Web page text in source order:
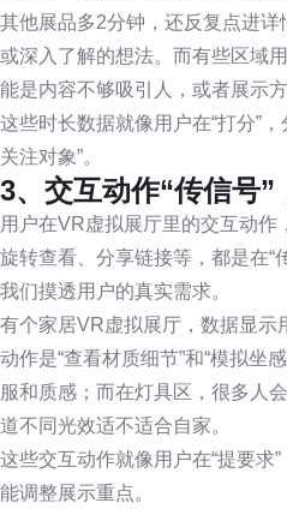
其他展品多2分钟，还反复点进
或深入了解的想法。而有些区域
能是内容不够吸引人，或者展示方
这些时长数据就像用户在“打分”
关注对象”。
3、交互动作“传信号
用户在VR虚拟展厅里的交互动作
旋转查看、分享链接等，都是在“
我们摸透用户的真实需求。
有个家居VR虚拟展厅，数据显示
动作是“查看材质细节”和“模拟坐
服和质感；而在灯具区，很多人
道不同光效适不适合自家。
这些交互动作就像用户在“提要求
能调整展示重点。